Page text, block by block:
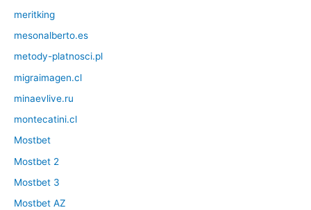
meritking
mesonalberto.es
metody-platnosci.pl
migraimagen.cl
minaevlive.ru
montecatini.cl
Mostbet
Mostbet 2
Mostbet 3
Mostbet AZ